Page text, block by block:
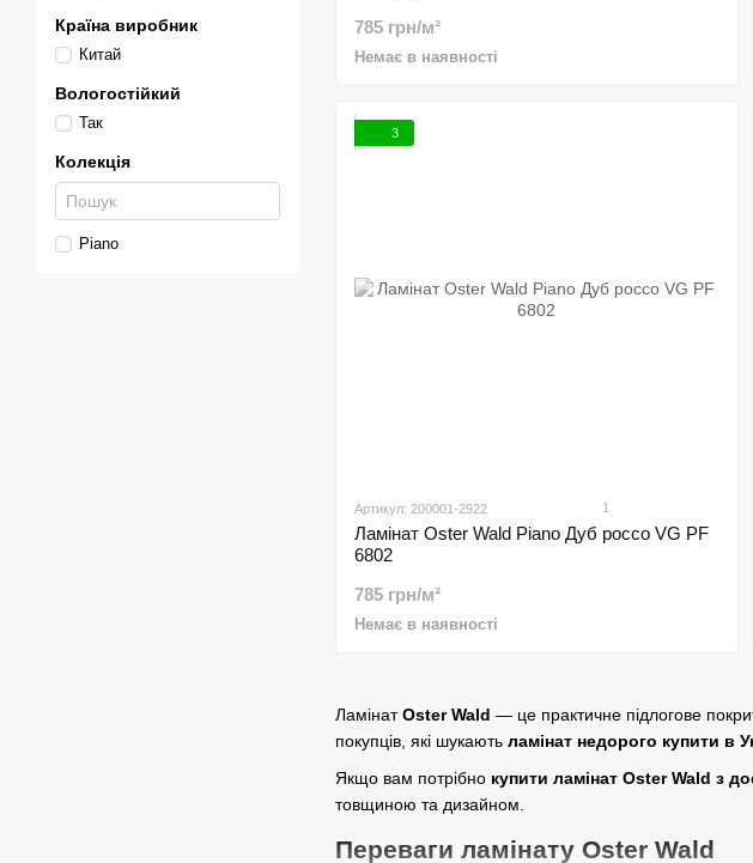
ЛамінатOster Wald — це практичне підлогове
покупців, які шукають ламінат недорого купити в
Якщо вам потрібно купити ламінат Oster Wald з
товщиною та дизайном.
Переваги ламінату Oster Wald
785 грн/м²
Немає в наявності
3
Артикул: 200001-2922 1
Ламінат Oster Wald Piano Дуб россо VG PF
6802
785 грн/м²
Немає в наявності
Країна виробник
Китай
Вологостійкий
Так
Колекція
Piano